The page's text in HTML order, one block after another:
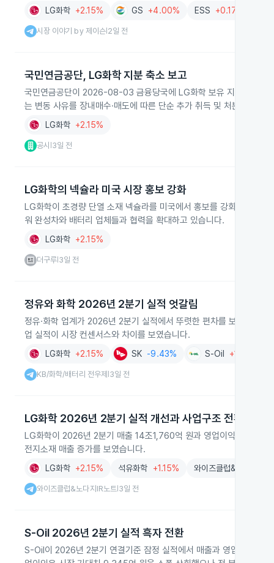
LG화학 +2.15% GS +4.00% ESS +0.17%
시장 이야기 by 제이슨| 2일 전
국민연금공단, LG화학 지분 축소 보고
국민연금공단이 2026-08-03 금융당국에 LG화학 보유 지분이
는 변동 사유를 장내매수·매도에 따른 단순 추가 취득 및 처분으로 설
LG화학 +2.15%
공시 3일 전
LG화학의 넥슐라 미국 시장 홍보 강화
LG화학이 초경량 단열 소재 넥슐라를 미국에서 홍보를 강화해 전기
워 완성차와 배터리 업체들과 협력을 확대하고 있습니다.
LG화학 +2.15%
더구루 3일 전
정유와 화학 2026년 2분기 실적 엇갈림
정유·화학 업계가 2026년 2분기 실적에서 뚜렷한 편차를 보였습니
업 실적이 시장 컨센서스와 차이를 보였습니다.
LG화학 +2.15% SK -9.43% S-Oil +1.96%
KB/화학/배터리 전우제 3일 전
LG화학 2026년 2분기 실적 개선과 사업구조 전환
LG화학이 2026년 2분기 매출 14조1,760억 원과 영업이익 6,000억
전지소재 매출 증가를 보였습니다.
LG화학 +2.15% 석유화학 +1.15% 와이즈클럽&노다지IR
와이즈클럽&노다지IR노트 3일 전
S-Oil 2026년 2분기 실적 흑자 전환
S-Oil이 2026년 2분기 연결기준 잠정 실적에서 매출과 영업이익, 당